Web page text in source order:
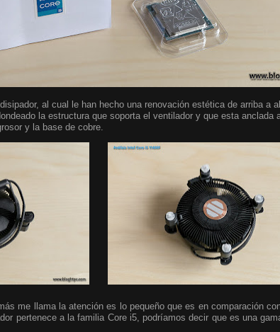
al cual le han hecho una renovación estética de arriba a
la estructura que soporta el ventilador y que esta anclada
y la base de cobre.
me llama la atención es lo pequeño que es en comparación
pertenece a la familia Core i5, podríamos decir que es una